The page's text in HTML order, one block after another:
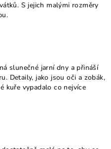
S jejich malými rozměry
slunečné jarní dny a přináší
Detaily, jako jsou oči a zobák,
kuře vypadalo co nejvíce